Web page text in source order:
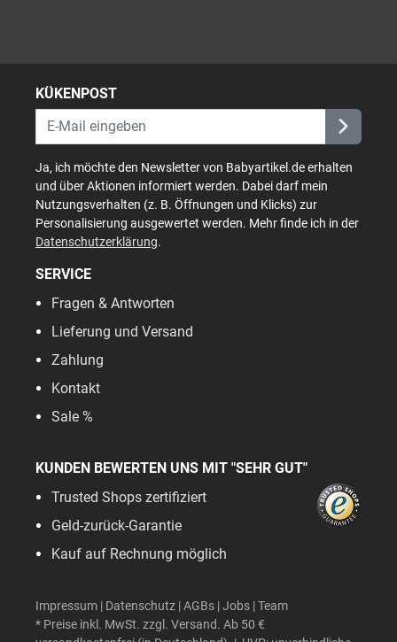
KÜKENPOST
Ja, ich möchte den Newsletter von Babyartikel.de erhalten
und über Aktionen informiert werden. Dabei darf mein
Nutzungsverhalten (z. B. Öffnungen und Klicks) zur
Personalisierung ausgewertet werden. Mehr finde ich in der
Datenschutzerklärung.
SERVICE
Fragen & Antworten
Lieferung und Versand
Zahlung
Kontakt
Sale %
KUNDEN BEWERTEN UNS MIT "SEHR GUT"
Trusted Shops zertifiziert
Geld-zurück-Garantie
Kauf auf Rechnung möglich
Impressum | Datenschutz |AGBs |Jobs |Team
* Preise inkl. MwSt. zzgl. Versand. Ab 50 €